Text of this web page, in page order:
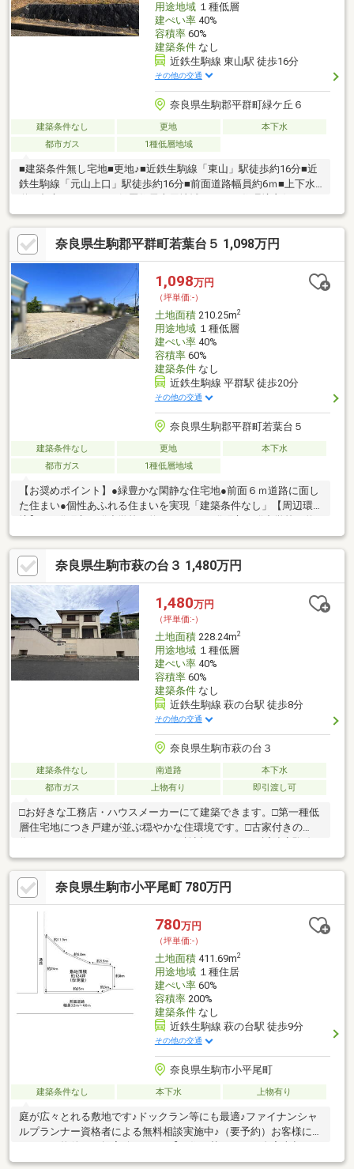
用途地域１種低層
建ぺい率40%
容積率60%
建築条件なし
近鉄生駒線 東山駅 徒歩16分
その他の交通
奈良県生駒郡平群町緑ケ丘６
建築条件なし 更地
本下水
都市ガス
1種低層地域
■建築条件無し宅地■更地♪■近鉄生駒線「東山」駅徒歩約16分■近
鉄生駒線「元山上口」駅徒歩約16分■前面道路幅員約6ｍ■上下水
す。■物件に関するお問合せは【ホテハマ】まで。
奈良県生駒郡平群町若葉台５ 1,098万円
1,098万円
（坪単価:-）
土地面積210.25m2
用途地域１種低層
建ぺい率40%
容積率60%
建築条件なし
近鉄生駒線 平群駅 徒歩20分
その他の交通
奈良県生駒郡平群町若葉台５
建築条件なし 更地
本下水
都市ガス
1種低層地域
【お奨めポイント】●緑豊かな閑静な住宅地●前面６ｍ道路に面し
た住まい●個性あふれる住まいを実現「建築条件なし」【周辺環
300ｍ）●ＪＡファーマーズ プチへぐり（約750ｍ）●ローソン
平群バイパス店（約1.7ｋｍ）●さくら内科クリニック（約1.2ｋ
ｍ）
奈良県生駒市萩の台３ 1,480万円
1,480万円
（坪単価:-）
土地面積228.24m2
用途地域１種低層
建ぺい率40%
容積率60%
建築条件なし
近鉄生駒線 萩の台駅 徒歩8分
その他の交通
奈良県生駒市萩の台３
建築条件なし 南道路
本下水
都市ガス
上物有り 即引渡し可
□お好きな工務店・ハウスメーカーにて建築できます。□第一種低
層住宅地につき戸建が並ぶ穏やかな住環境です。□古家付きの
「萩の台」駅まで徒歩8分の立地です。◆生駒市立生駒南第二小
学校・・・徒歩9分◆生駒市立大瀬中学校・・・・・・徒歩24分
◆萩の台第5公園・・・・・・・・・徒歩1分◆プライスカット生
駒東山店・・・徒歩16分◆近畿大学奈良病院・・・・・・・徒歩
15分□■実際に現地をご覧いただくことが可能です。お気軽にお問
い合わせ下さい！■□
奈良県生駒市小平尾町 780万円
780万円
（坪単価:-）
土地面積411.69m2
用途地域１種住居
建ぺい率60%
容積率200%
建築条件なし
近鉄生駒線 萩の台駅 徒歩9分
その他の交通
奈良県生駒市小平尾町
建築条件なし 本下水 上物有り
庭が広々とれる敷地です♪ドックラン等にも最適♪ファイナンシャ
ルプランナー資格者による無料相談実施中♪（要予約）お客様にピ
フォーム・保険・引っ越し・住宅ローン】全てワンストップでご